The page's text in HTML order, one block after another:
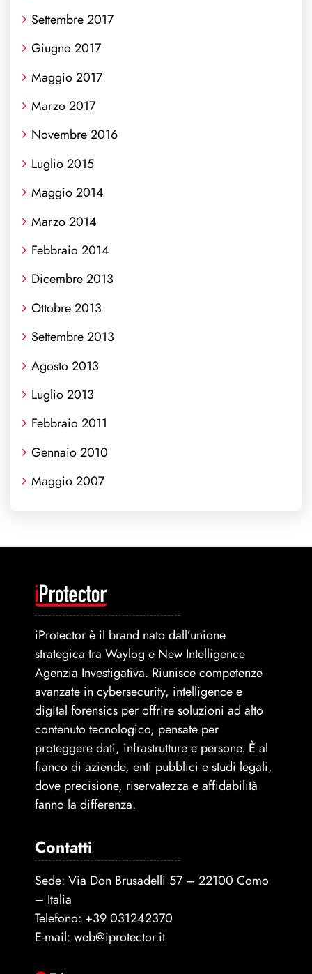
Settembre 2017
Giugno 2017
Maggio 2017
Marzo 2017
Novembre 2016
Luglio 2015
Maggio 2014
Marzo 2014
Febbraio 2014
Dicembre 2013
Ottobre 2013
Settembre 2013
Agosto 2013
Luglio 2013
Febbraio 2011
Gennaio 2010
Maggio 2007
iProtector è il brand nato dall’unione
strategica tra Waylog e New Intelligence
Agenzia Investigativa. Riunisce competenze
avanzate in cybersecurity, intelligence e
digital forensics per offrire soluzioni ad alto
contenuto tecnologico, pensate per
proteggere dati, infrastrutture e persone. È al
fianco di aziende, enti pubblici e studi legali,
dove precisione, riservatezza e affidabilità
fanno la differenza.
Contatti
Sede: Via Don Brusadelli 57 – 22100 Como
– Italia
Telefono: +39 031242370
E-mail: web@iprotector.it